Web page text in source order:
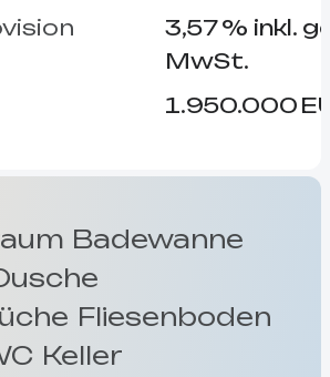
3,57 % inkl.
MwSt.
1.950.000
Badewanne
Fliesenboden
Keller